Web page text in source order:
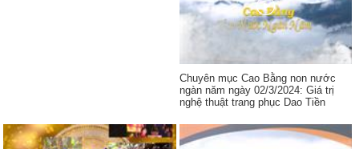
Chuyên mục Cao Bằng non nước
ngàn năm ngày 02/3/2024: Giá trị
nghệ thuật trang phục Dao Tiền